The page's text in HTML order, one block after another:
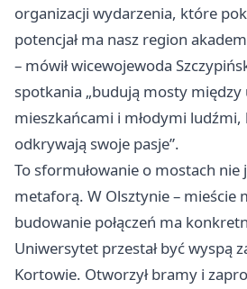
organizacji wydarzenia, które
potencjał ma nasz region
– mówił wicewojewoda
spotkania „budują mosty między
mieszkańcami i młodymi
odkrywają swoje pasje”.
To sformułowanie o mostach
metaforą. W Olsztynie – mieście
budowanie połączeń ma
Uniwersytet przestał być wyspą
Kortowie. Otworzył bramy i